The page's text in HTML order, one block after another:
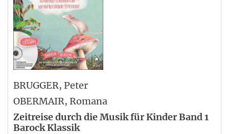
BRUGGER, Peter
OBERMAIR, Romana
Zeitreise durch die Musik für Kinder Band 1
Barock Klassik